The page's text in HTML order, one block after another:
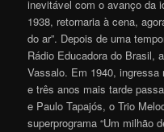
inevitável com o avanço da
1938, retornaria à cena,
do ar”. Depois de uma
Rádio Educadora do Brasil,
Vassalo. Em 1940, ingressa
e três anos mais tarde
e Paulo Tapajós, o Trio
superprograma “Um milhão